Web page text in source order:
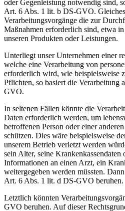
oder Gegenleistung notwendig sind,
Art. 6 Abs. 1 lit. b DS-GVO.
Verarbeitungsvorgänge die zur
Maßnahmen erforderlich sind, etwa
unseren Produkten oder Leistungen.
Unterliegt unser Unternehmen einer
welche eine Verarbeitung von
erforderlich wird, wie beispielsweise
Pflichten, so basiert die Verarbeitung
GVO.
In seltenen Fällen könnte die
Daten erforderlich werden, um
betroffenen Person oder einer
schützen. Dies wäre beispielsweise
unserem Betrieb verletzt werden
sein Alter, seine
Informationen an einen Arzt, ein
weitergegeben werden müssten.
Art. 6 Abs. 1 lit. d DS-GVO beruhen.
Letztlich könnten
GVO beruhen. Auf dieser